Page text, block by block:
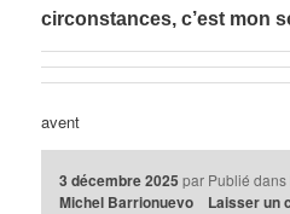
circonstances, c’est mon
avent
3 décembre 2025 par
Michel Barrionuevo
Publié dans
Laisser un